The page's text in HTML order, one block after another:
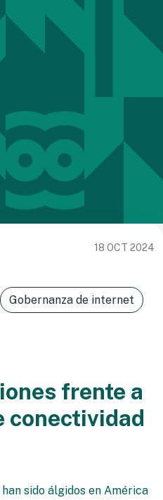
18 OCT 2024
Gobernanza de internet
frente a
conectividad
sido álgidos en América